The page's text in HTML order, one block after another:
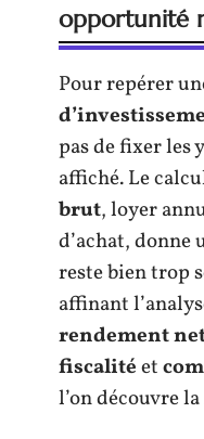
opportunité
Pour repérer
pas de fixer les
affiché. Le
brut, loyer
d’achat,
reste bien trop
affinant
rendement
fiscalitéet
l’on découvre